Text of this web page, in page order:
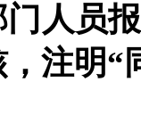
人员
，注明“